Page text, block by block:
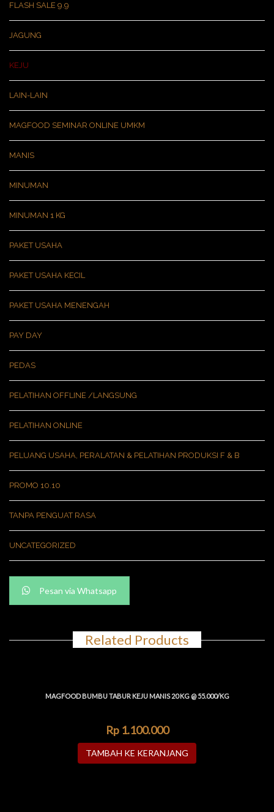
FLASH SALE 9.9
JAGUNG
KEJU
LAIN-LAIN
MAGFOOD SEMINAR ONLINE UMKM
MANIS
MINUMAN
MINUMAN 1 KG
PAKET USAHA
PAKET USAHA KECIL
PAKET USAHA MENENGAH
PAY DAY
PEDAS
PELATIHAN OFFLINE /LANGSUNG
PELATIHAN ONLINE
PELUANG USAHA, PERALATAN & PELATIHAN PRODUKSI F & B
PROMO 10.10
TANPA PENGUAT RASA
UNCATEGORIZED
Pesan via Whatsapp
Related Products
MAGFOOD BUMBU TABUR KEJU MANIS 20 KG @ 55.000/KG
Rp1.100.000
TAMBAH KE KERANJANG